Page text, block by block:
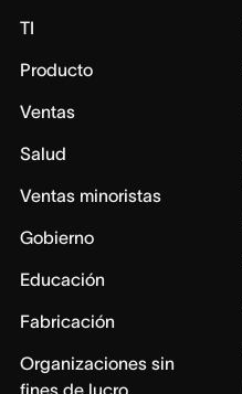
TI
Producto
Ventas
Salud
Ventas minoristas
Gobierno
Educación
Fabricación
Organizaciones sin
fines de lucro